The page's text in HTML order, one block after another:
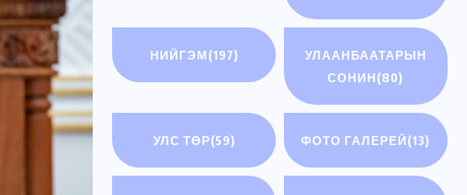
НИЙГЭМ(197)
УЛААНБААТАРЫН
СОНИН(80)
УЛС ТӨР(59) ФОТО ГАЛЕРЕЙ(13)